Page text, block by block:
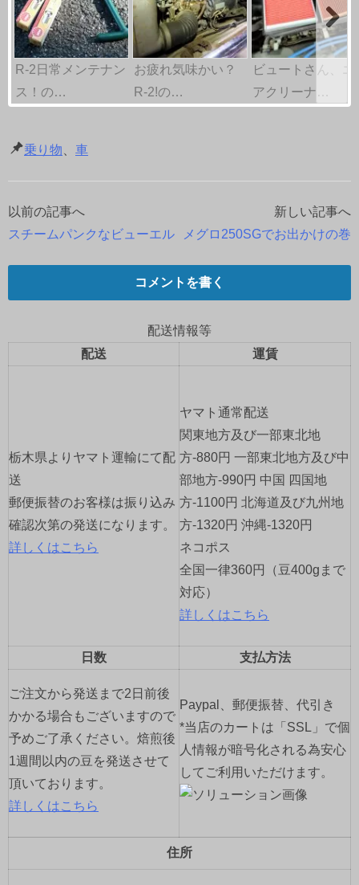
R-2日常メンテナン
ス！の…
お疲れ気味かい？
R-2!の…
ビュートさん、エ
アクリーナ…
乗り物 車
投
ョ
ン
以前の記事へ
スチームパンクなビューエル
新しい記事へ
メグロ250SGでお出かけの巻
コメントを書く
配送情報等
配送
運賃
栃木県よりヤマト運輸にて配
送
郵便振替のお客様は振り込み
確認次第の発送になります。
詳しくはこちら
ヤマト通常配送
関東地方及び一部東北地
方-880円 一部東北地方及び中
部地方-990円 中国 四国地
方-1100円 北海道及び九州地
方-1320円 沖縄-1320円
ネコポス
全国一律360円（豆400gまで
対応）
詳しくはこちら
日数 支払方法
ご注文から発送まで2日前後
かかる場合もございますので
予めご了承ください。焙煎後
1週間以内の豆を発送させて
頂いております。
詳しくはこちら
Paypal、郵便振替、代引き
*当店のカートは「SSL」で個
人情報が暗号化される為安心
してご利用いただけます。
住所